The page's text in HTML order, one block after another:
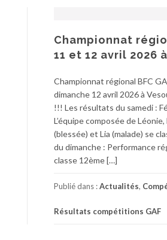
Championnat
11 et 12 avril 2026
Championnat régional BFC
dimanche 12 avril 2026 à
!!! Les résultats du samedi :
L’équipe composée de Léonie,
(blessée) et Lia (malade) se
du dimanche : Performance
classe 12ème […]
Publié dans :Actualités,
Résultats compétitions GAF